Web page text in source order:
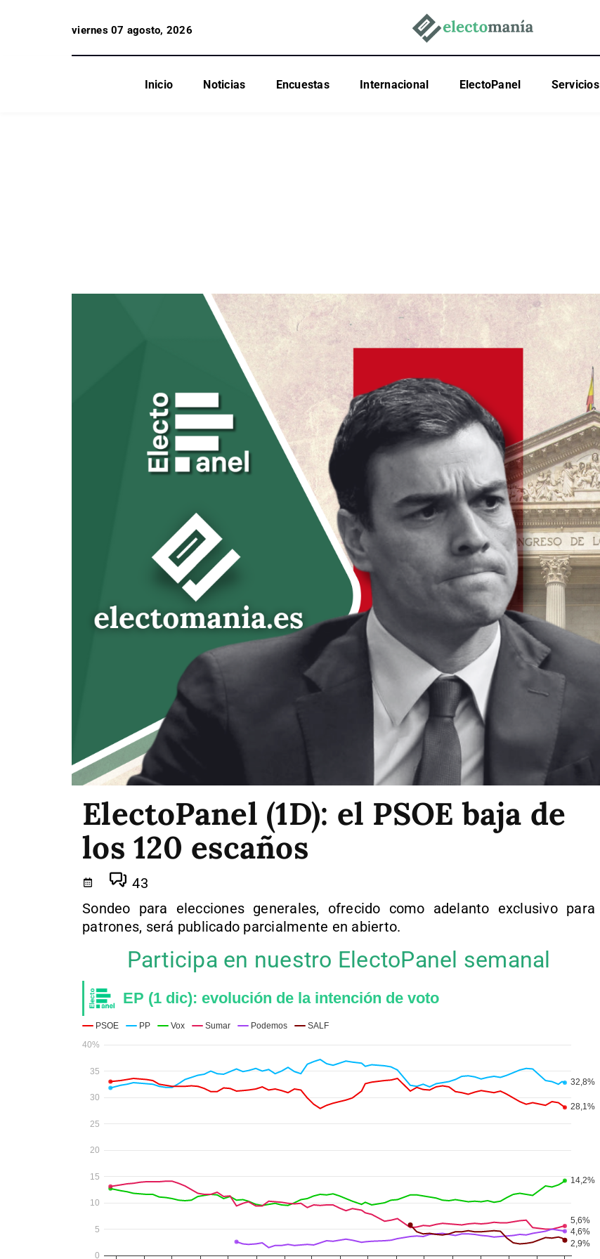
viernes 07 agosto, 2026
Inicio Noticias Encuestas Internacional ElectoPanel Servicios
ElectoPanel (1D): el PSOE baja de
los 120 escaños
43
Sondeo para elecciones generales, ofrecido como adelanto exclusivo para
patrones, será publicado parcialmente en abierto.
Participa en nuestro ElectoPanel semanal